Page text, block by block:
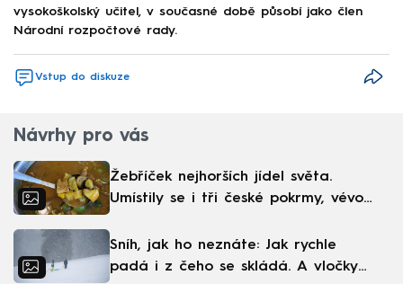
vysokoškolský učitel, v současné době působí jako člen
Národní rozpočtové rady.
Vstup do diskuze
Návrhy pro vás
Žebříček nejhorších jídel světa.
Umístily se i tři české pokrmy, vévodí
Sníh, jak ho neznáte: Jak rychle
padá i z čeho se skládá. A vločky